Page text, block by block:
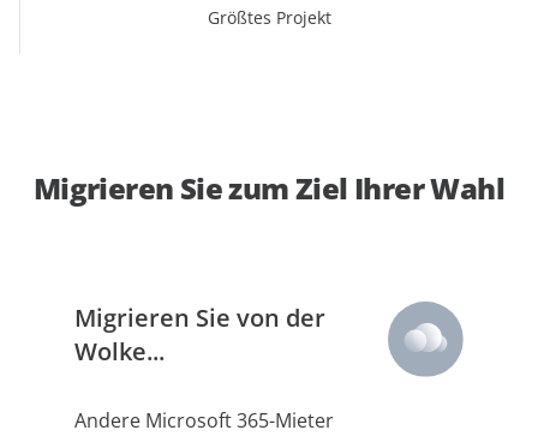
Größtes Projekt
Migrieren Sie zum Ziel Ihrer Wahl
Migrieren Sie von der
Wolke...
Andere Microsoft 365-Mieter